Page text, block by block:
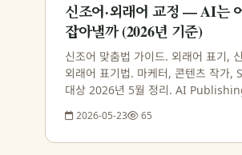
신조어·외래어 교정 — AI는
잡아낼까 (2026년 기준)
신조어 맞춤법 가이드. 외래어 표기,
외래어 표기법. 마케터, 콘텐츠 작가,
대상 2026년 5월 정리. AI
첫 문서 15만자 무료 체험. 펍스테이션
자 200명 검증 데이터와 함께 정리한
입니다.
2026-05-23 65